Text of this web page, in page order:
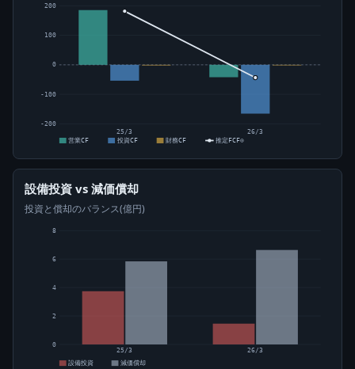
-200
-100
0
100
200
25/3
26/3
営業CF
投資CF 財務CF 推定FCF⊙
設備投資 vs 減価償却
投資と償却のバランス(億円)
0
2
4
6
8
25/3
26/3
設備投資
減価償却